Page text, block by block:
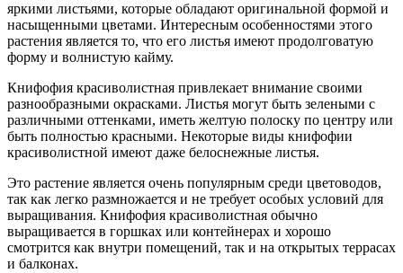
яркими листьями, которые обладают оригинальной формой и
насыщенными цветами. Интересным особенностями этого
растения является то, что его листья имеют продолговатую
форму и волнистую кайму.
Книфофия красиволистная привлекает внимание своими
разнообразными окрасками. Листья могут быть зелеными с
различными оттенками, иметь желтую полоску по центру или
быть полностью красными. Некоторые виды книфофии
красиволистной имеют даже белоснежные листья.
Это растение является очень популярным среди цветоводов,
так как легко размножается и не требует особых условий для
выращивания. Книфофия красиволистная обычно
выращивается в горшках или контейнерах и хорошо
смотрится как внутри помещений, так и на открытых террасах
и балконах.